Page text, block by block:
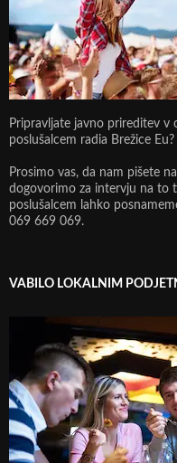
Pripravljate javno prireditev v
poslušalcem radia Brežice Eu?
Prosimo vas, da nam pišete
dogovorimo za intervju na to
poslušalcem lahko
069 669 069.
VABILO LOKALNIM